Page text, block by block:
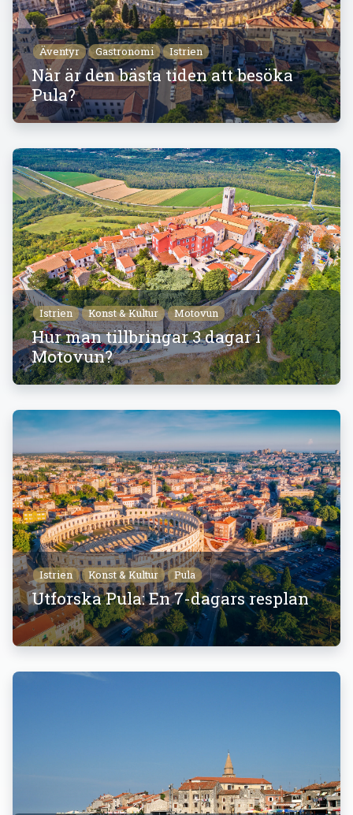
Äventyr Gastronomi Istrien
När är den bästa tiden att besöka
Pula?
Istrien Konst & Kultur Motovun
Hur man tillbringar 3 dagar i
Motovun?
Istrien Konst & Kultur Pula
Utforska Pula: En 7-dagars resplan